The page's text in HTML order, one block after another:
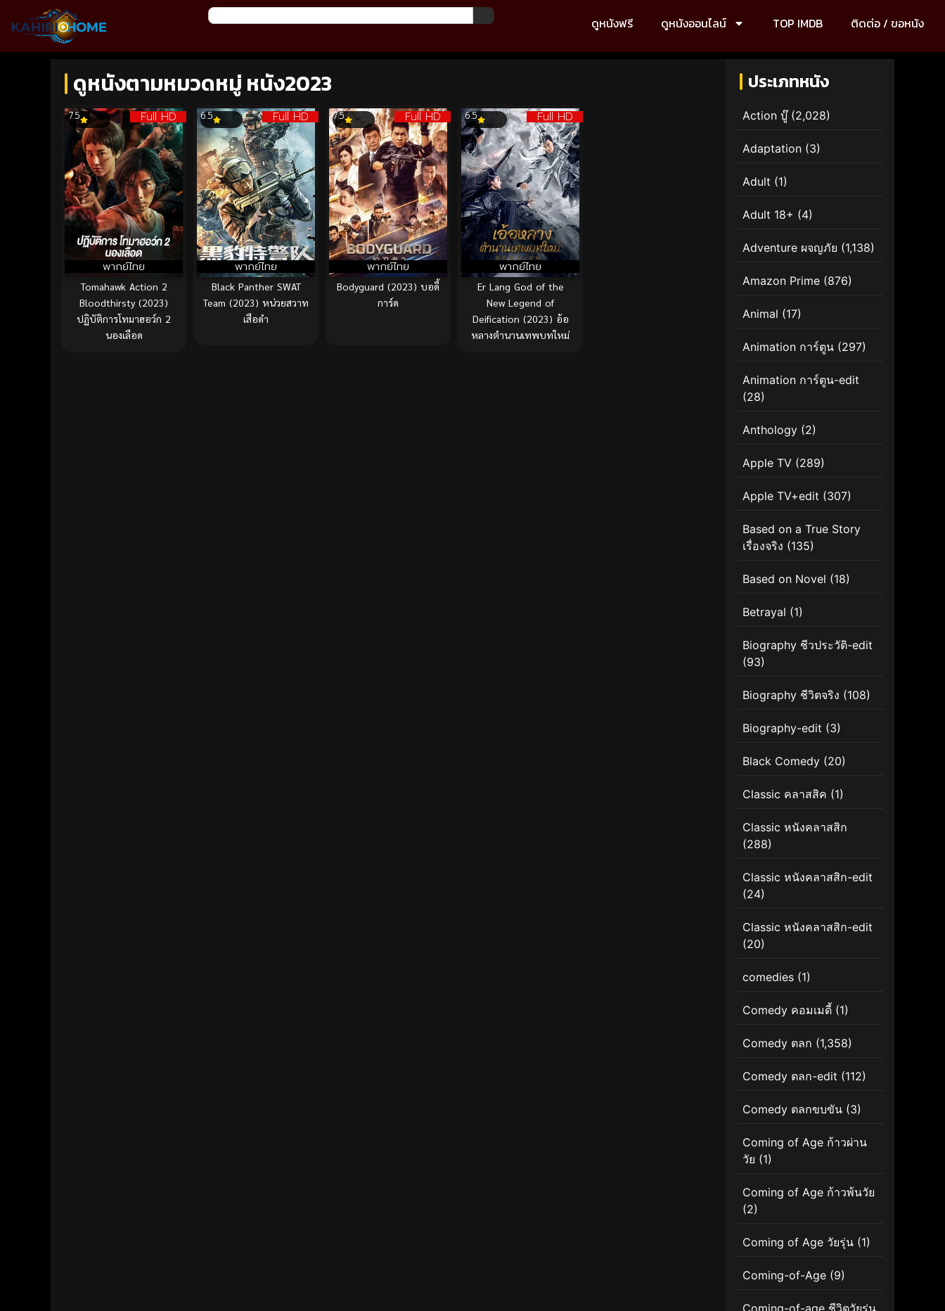
ดูหนังฟรี ดูหนังออนไลน์ TOP IMDB ติดต่อ / ขอหนัง
ดูหนังตามหมวดหมู่ หนัง2023
Full HD
พากย์ไทย
7.5
Tomahawk Action 2
Bloodthirsty (2023)
ปฏิบัติการโทมาฮอว์ก 2
นองเลือด
Full HD
พากย์ไทย
6.5
Black Panther SWAT
Team (2023) หน่วยสวาท
เสือดำ
Full HD
พากย์ไทย
7.5
Bodyguard (2023) บอดี้
การ์ด
Full HD
พากย์ไทย
6.5
Er Lang God of the
New Legend of
Deification (2023) อ้อ
หลางตำนานเทพบทใหม่
ประเภทหนัง
Action บู๊(2,028)
Adaptation (3)
Adult (1)
Adult 18+ (4)
Adventure ผจญภัย (1,138)
Amazon Prime (876)
Animal (17)
Animation การ์ตูน (297)
Animation การ์ตูน-edit
(28)
Anthology (2)
Apple TV (289)
Apple TV+edit (307)
Based on a True Story
เรื่องจริง (135)
Based on Novel (18)
Betrayal (1)
Biography ชีวประวัติ-edit
(93)
Biography ชีวิตจริง (108)
Biography-edit (3)
Black Comedy (20)
Classic คลาสสิค (1)
Classic หนังคลาสสิก
(288)
Classic หนังคลาสสิก-edit
(24)
Classic หนังคลาสสิก-edit
(20)
comedies (1)
Comedy คอมเมดี้ (1)
Comedy ตลก (1,358)
Comedy ตลก-edit (112)
Comedy ตลกขบขัน (3)
Coming of Age ก้าวผ่าน
วัย (1)
Coming of Age ก้าวพ้นวัย
(2)
Coming of Age วัยรุ่น (1)
Coming-of-Age (9)
Coming-of-age ชีวิตวัยรุ่น